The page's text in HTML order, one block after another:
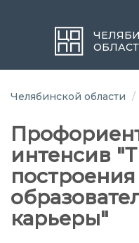
Челябинской области
интенсив
построения
карьеры"